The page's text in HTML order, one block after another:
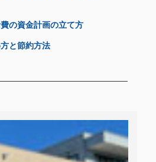
の資金計画の立て方
と節約方法